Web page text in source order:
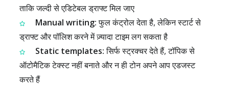
ताकि जल्दी से एडिटेबल ड्राफ्ट मिल जाए
Manual writing:फुल कंट्रोल देता है, लेकिन स्टार्ट से
ड्राफ्ट और पॉलिश करने में ज़्यादा टाइम लग सकता है
Static templates:सिर्फ स्ट्रक्चर देते हैं, टॉपिक से
ऑटोमैटिक टेक्स्ट नहीं बनाते और न ही टोन अपने आप एडजस्ट
करते हैं